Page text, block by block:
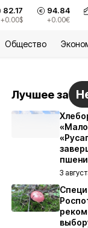
82.17
+0.00$
94.84
+0.00€
Общество
Лучшее за
3